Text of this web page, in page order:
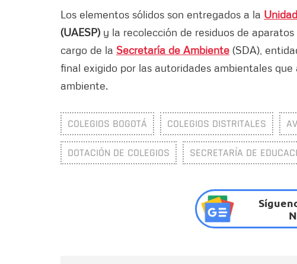
Los elementos sólidos son entregados a la
(UAESP) y la recolección de residuos de
cargo de la Secretaría de Ambiente (SDA),
final exigido por las autoridades ambientales
ambiente.
COLEGIOS BOGOTÁ COLEGIOS DISTRITALES
DOTACIÓN DE COLEGIOS SECRETARÍA DE